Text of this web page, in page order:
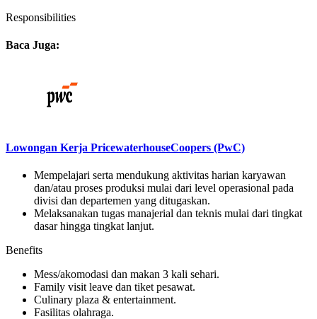
Responsibilities
Baca Juga:
Lowongan Kerja PricewaterhouseCoopers (PwC)
Mempelajari serta mendukung aktivitas harian karyawan
dan/atau proses produksi mulai dari level operasional pada
divisi dan departemen yang ditugaskan.
Melaksanakan tugas manajerial dan teknis mulai dari tingkat
dasar hingga tingkat lanjut.
Benefits
Mess/akomodasi dan makan 3 kali sehari.
Family visit leave dan tiket pesawat.
Culinary plaza & entertainment.
Fasilitas olahraga.